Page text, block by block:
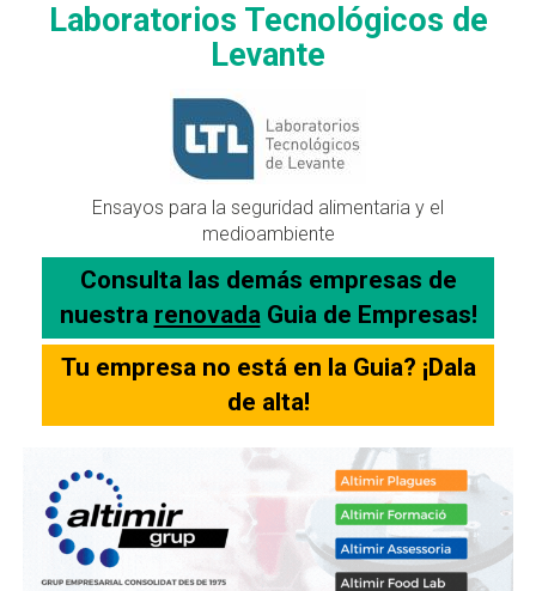
Laboratorios Tecnológicos de
Levante
Ensayos para la seguridad alimentaria y el
medioambiente
Consulta las demás empresas de
nuestra renovadaGuia de Empresas!
Tu empresa no está en la Guia? ¡Dala
de alta!